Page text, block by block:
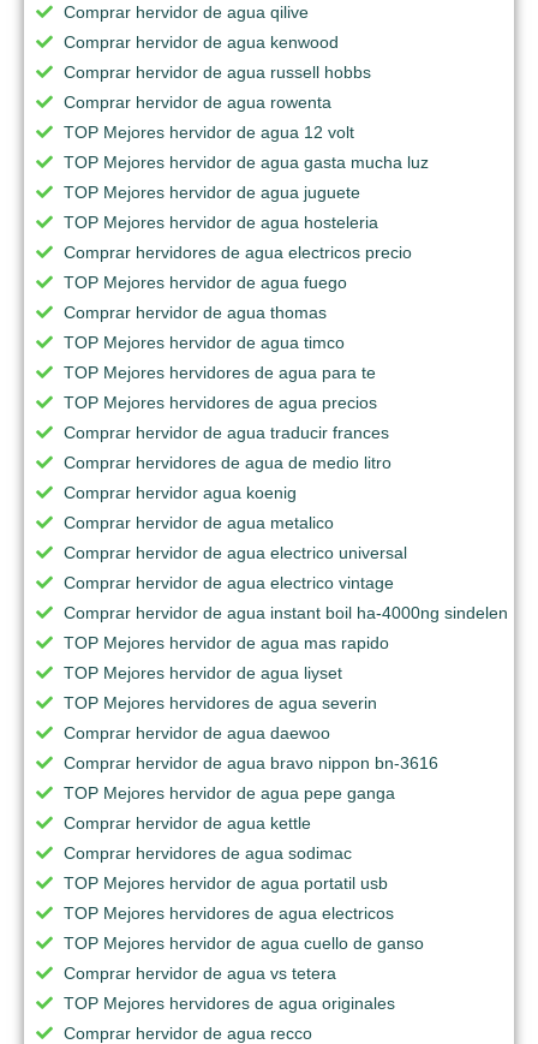
Comprar hervidor de agua qilive
Comprar hervidor de agua kenwood
Comprar hervidor de agua russell hobbs
Comprar hervidor de agua rowenta
TOP Mejores hervidor de agua 12 volt
TOP Mejores hervidor de agua gasta mucha luz
TOP Mejores hervidor de agua juguete
TOP Mejores hervidor de agua hosteleria
Comprar hervidores de agua electricos precio
TOP Mejores hervidor de agua fuego
Comprar hervidor de agua thomas
TOP Mejores hervidor de agua timco
TOP Mejores hervidores de agua para te
TOP Mejores hervidores de agua precios
Comprar hervidor de agua traducir frances
Comprar hervidores de agua de medio litro
Comprar hervidor agua koenig
Comprar hervidor de agua metalico
Comprar hervidor de agua electrico universal
Comprar hervidor de agua electrico vintage
Comprar hervidor de agua instant boil ha-4000ng sindelen
TOP Mejores hervidor de agua mas rapido
TOP Mejores hervidor de agua liyset
TOP Mejores hervidores de agua severin
Comprar hervidor de agua daewoo
Comprar hervidor de agua bravo nippon bn-3616
TOP Mejores hervidor de agua pepe ganga
Comprar hervidor de agua kettle
Comprar hervidores de agua sodimac
TOP Mejores hervidor de agua portatil usb
TOP Mejores hervidores de agua electricos
TOP Mejores hervidor de agua cuello de ganso
Comprar hervidor de agua vs tetera
TOP Mejores hervidores de agua originales
Comprar hervidor de agua recco